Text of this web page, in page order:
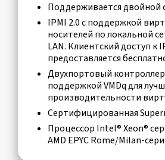
Поддерживается двойной
IPMI 2.0 с поддержкой
носителей по локальной
LAN. Клиентский доступ к
предоставляется
Двухпортовый
поддержкой VMDq для
производительности
Сертифицированная
Процессор Intel® Xeon®
AMD EPYC Rome/Milan-